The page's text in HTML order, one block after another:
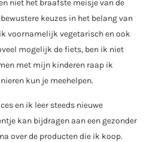
niet het braafste meisje van de
keuzes in het belang van
voornamelijk vegetarisch en ook
mogelijk de fiets, ben ik niet
met mijn kinderen raap ik
kun je meehelpen.
en ik leer steeds nieuwe
kan bijdragen aan een gezonder
over de producten die ik koop.